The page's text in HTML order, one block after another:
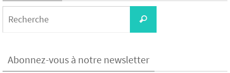
Recherche
Abonnez-vous à notre newsletter